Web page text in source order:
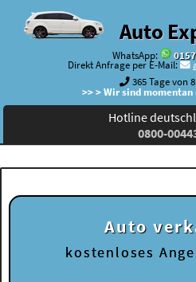
Auto
WhatsApp:
Direkt Anfrage per E-Mail:
365 Tage von
>> > Wir sind
Hotline
0800-
Auto
kostenloses